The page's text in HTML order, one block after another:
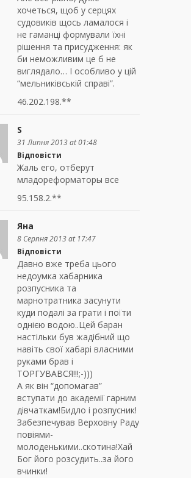
хочеться, щоб у серцях
судовиків щось ламалося і
не гаманці формували їхні
рішення та присудження: як
би неможливим це б не
виглядало… І особливо у цій
“мельниківській справі”.
46.202.198.**
S
31 Липня 2013 at 01:48
Відповісти
Жаль его, отберут
младореформаторы все
95.158.2.**
Яна
8 Серпня 2013 at 17:47
Відповісти
Давно вже треба цього
недоумка хабарника
розпусника та
марнотратника засунути
куди подалі за грати і поїти
однією водою..Цей баран
настільки був жадібний що
навіть свої хабарі власними
руками брав і
ТОРГУВАВСЯ!!!;-)))
А як він “допомагав”
вступати до академії гарним
дівчаткам!Бидло і розпусник!
Забезпечував Верховну Раду
повіями-
молоденькими..скотина!Хай
Бог його розсудить..за його
вчинки!